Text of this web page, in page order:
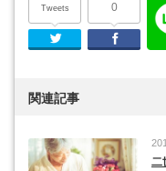
Tweets
Twitter
0
関連記事
二